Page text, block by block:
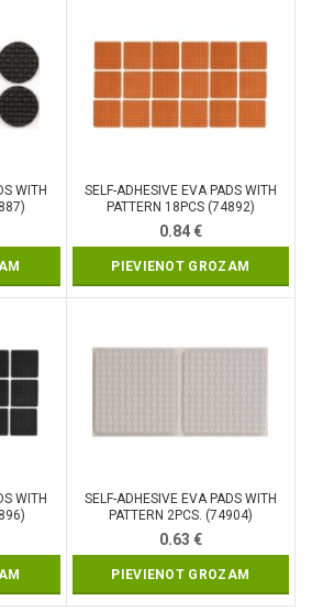
WITH
SELF-ADHESIVE EVA PADS WITH
PATTERN 18PCS (74892)
0.84€
PIEVIENOT GROZAM
WITH
SELF-ADHESIVE EVA PADS WITH
PATTERN 2PCS. (74904)
0.63 €
PIEVIENOT GROZAM